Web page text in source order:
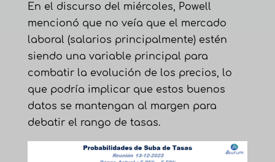
En el discurso del miércoles, Powell
mencionó que no veía que el mercado
laboral (salarios principalmente) estén
siendo una variable principal para
combatir la evolución de los precios, lo
que podría implicar que estos buenos
datos se mantengan al margen para
debatir el rango de tasas.